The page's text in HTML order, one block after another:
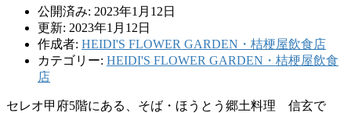
公開済み: 2023年1月12日
更新: 2023年1月12日
作成者: HEIDI'S FLOWER GARDEN・桔梗屋飲食店
カテゴリー: HEIDI'S FLOWER GARDEN・桔梗屋飲食
店
セレオ甲府5階にある、そば・ほうとう郷土料理 信玄で